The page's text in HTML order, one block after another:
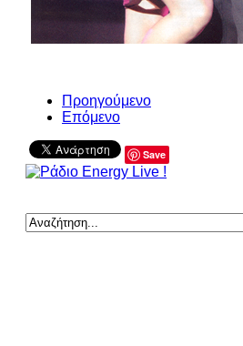
Προηγούμενο
Επόμενο
Save